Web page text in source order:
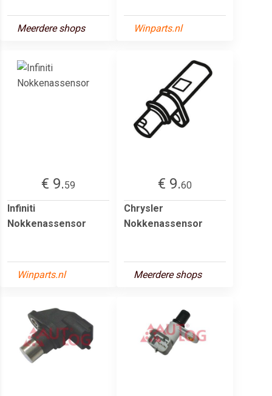
Meerdere shops Winparts.nl
€ 9.59
Infiniti
Nokkenassensor
Winparts.nl
€ 9.60
Chrysler
Nokkenassensor
Meerdere shops